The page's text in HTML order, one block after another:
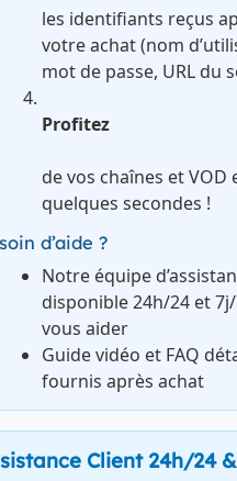
les identifiants reçus
votre achat (nom
mot de passe, URL du
Profitez
de vos chaînes et VOD
quelques secondes !
d’aide ?
Notre équipe
disponible 24h/24 et
vous aider
Guide vidéo et FAQ
fournis après achat
Client 24h/24